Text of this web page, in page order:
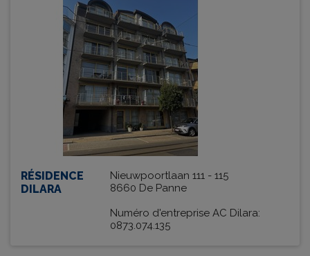
RÉSIDENCE
DILARA
Nieuwpoortlaan 111 - 115
8660 De Panne
Numéro d'entreprise AC Dilara:
0873.074.135